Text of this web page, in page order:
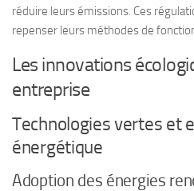
réduire leurs émissions. Ces
repenser leurs méthodes de
Les innovations
entreprise
Technologies vertes et
énergétique
Adoption des énergies